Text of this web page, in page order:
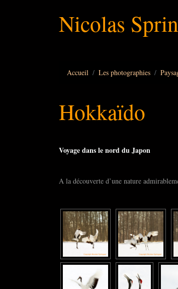
Nicolas
Accueil Les photographies
Hokkaïdo
Voyage dans le nord du Japon
A la découverte d’une nature